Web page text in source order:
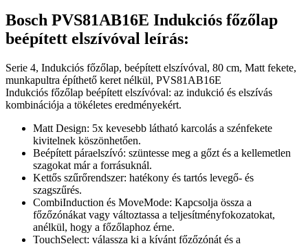
Bosch PVS81AB16E Indukciós főzőlap
beépített elszívóval leírás:
Serie 4, Indukciós főzőlap, beépített elszívóval, 80 cm, Matt fekete,
munkapultra építhető keret nélkül, PVS81AB16E
Indukciós főzőlap beépített elszívóval: az indukció és elszívás
kombinációja a tökéletes eredményekért.
Matt Design: 5x kevesebb látható karcolás a szénfekete
kivitelnek köszönhetően.
Beépített páraelszívó: szüntesse meg a gőzt és a kellemetlen
szagokat már a forrásuknál.
Kettős szűrőrendszer: hatékony és tartós levegő- és
szagszűrés.
CombiInduction és MoveMode: Kapcsolja össza a
főzőzónákat vagy változtassa a teljesítményfokozatokat,
anélkül, hogy a főzőlaphoz érne.
TouchSelect: válassza ki a kívánt főzőzónát és a